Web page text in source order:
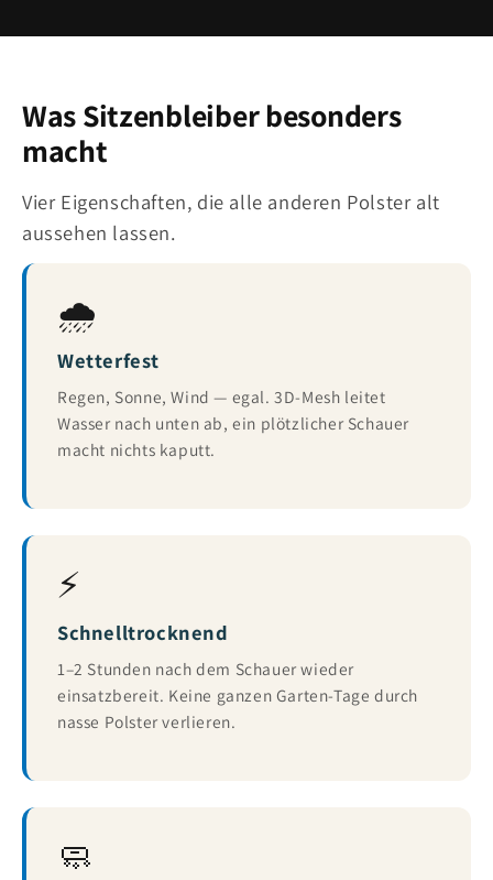
Was Sitzenbleiber besonders
macht
Vier Eigenschaften, die alle anderen Polster alt
aussehen lassen.
🌧️
Wetterfest
Regen, Sonne, Wind — egal. 3D-Mesh leitet
Wasser nach unten ab, ein plötzlicher Schauer
macht nichts kaputt.
⚡
Schnelltrocknend
1–2 Stunden nach dem Schauer wieder
einsatzbereit. Keine ganzen Garten-Tage durch
nasse Polster verlieren.
🧼